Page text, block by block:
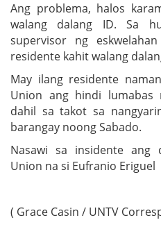
Ang problema, halos
walang dalang ID. Sa
supervisor ng
residente kahit walang
May ilang residente
Union ang hindi
dahil sa takot sa
barangay noong Sabado.
Nasawi sa insidente ang
Union na si Eufranio Eriguel
( Grace Casin / UNTV